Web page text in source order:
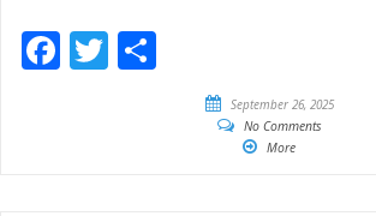
Facebook
Twitter
September 26, 2025
No Comments
More